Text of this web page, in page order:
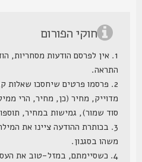
חוקי הפורום
1. אין לפרסם הודעות מסחריות,
התראה.
2. פרסמו פרטים שיחסכו שאלות
מדוייק, מחיר (כן, מחיר, הרי ממילא
סוד שמור), גמישות במחיר, תוספות
3. בכותרת ההודעה ציינו את המילה
משהו בסגנון.
4. כשסיימתם, במזל-טוב את העסקה,